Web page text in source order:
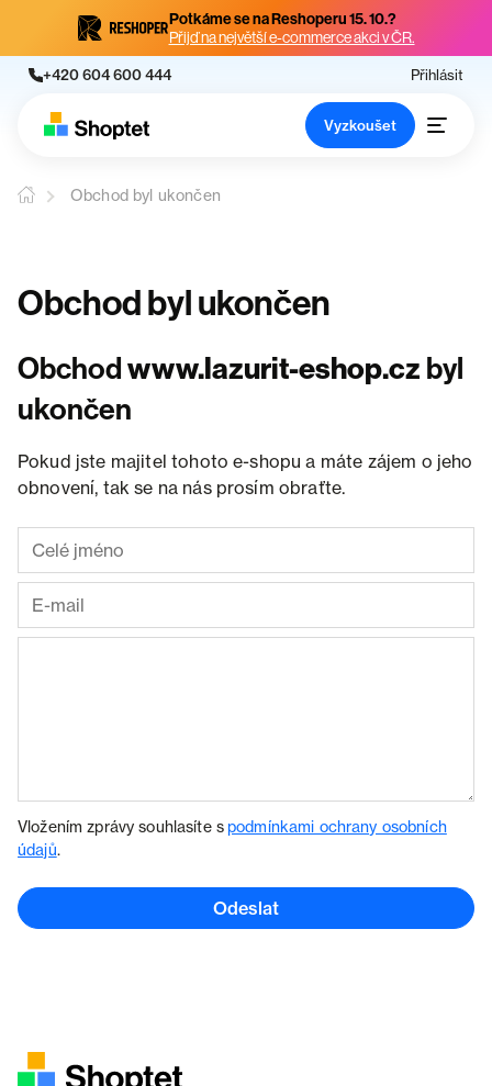
Potkáme se na Reshoperu 15. 10.?
Přijď na největší e-commerce akci v ČR.
+420 604 600 444 Přihlásit
Vyzkoušet
Obchod byl ukončen
Obchod byl ukončen
Obchodwww.lazurit-eshop.cz byl
ukončen
Pokud jste majitel tohoto e-shopu a máte zájem o jeho
obnovení, tak se na nás prosím obraťte.
Vložením zprávy souhlasíte spodmínkami ochrany osobních
údajů.
Odeslat